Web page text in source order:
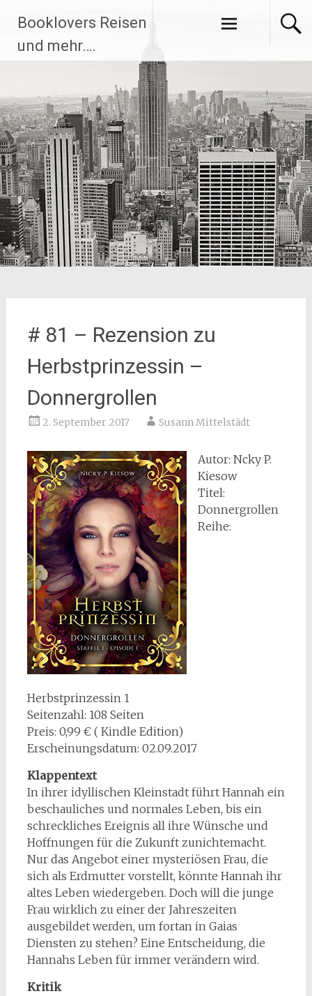
Inhalt
springen
Booklovers Reisen
und mehr….
# 81 – Rezension zu
Herbstprinzessin –
Donnergrollen
2. September 2017 Susann Mittelstädt
Autor: Ncky P.
Kiesow
Titel:
Donnergrollen
Reihe:
Herbstprinzessin 1
Seitenzahl: 108 Seiten
Preis: 0,99 € ( Kindle Edition)
Erscheinungsdatum: 02.09.2017
Klappentext
In ihrer idyllischen Kleinstadt führt Hannah ein
beschauliches und normales Leben, bis ein
schreckliches Ereignis all ihre Wünsche und
Hoffnungen für die Zukunft zunichtemacht.
Nur das Angebot einer mysteriösen Frau, die
sich als Erdmutter vorstellt, könnte Hannah ihr
altes Leben wiedergeben. Doch will die junge
Frau wirklich zu einer der Jahreszeiten
ausgebildet werden, um fortan in Gaias
Diensten zu stehen? Eine Entscheidung, die
Hannahs Leben für immer verändern wird.
Kritik